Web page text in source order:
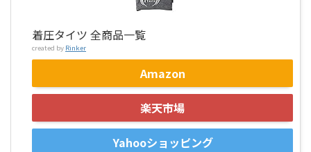
着圧タイツ 全商品一覧
created by Rinker
Amazon
楽天市場
Yahooショッピング